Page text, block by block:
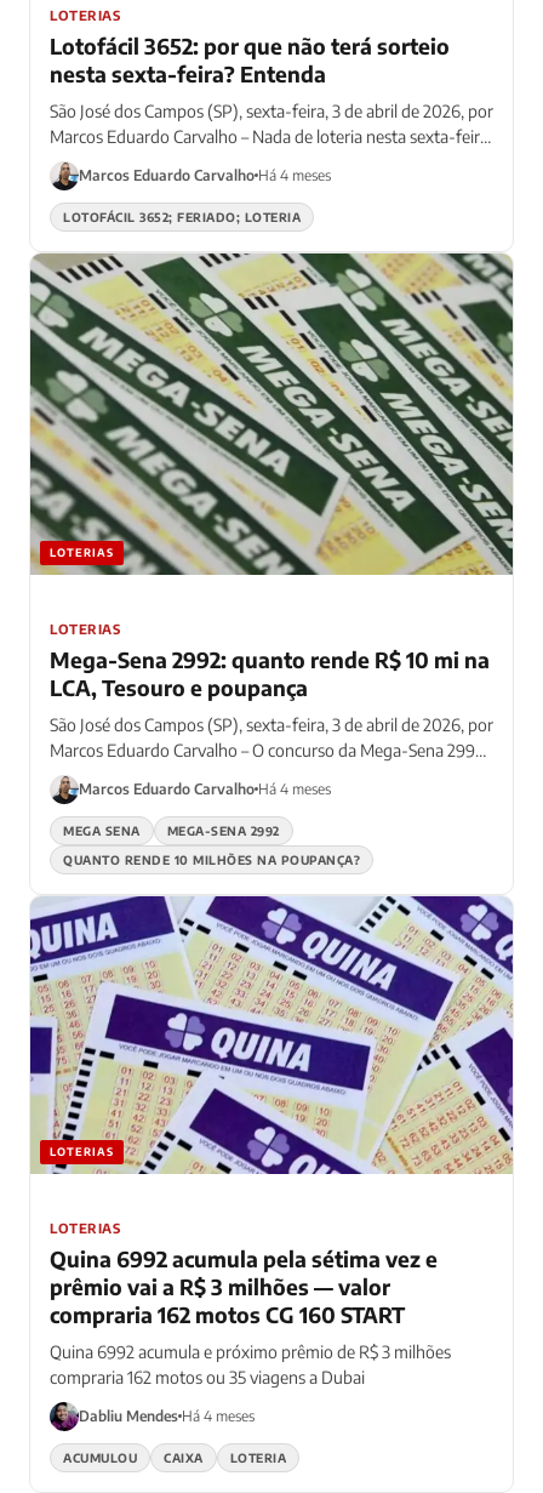
LOTERIAS
Lotofácil 3652: por que não terá sorteio
nesta sexta-feira? Entenda
São José dos Campos (SP), sexta-feira, 3 de abril de 2026, por
Marcos Eduardo Carvalho – Nada de loteria nesta sexta-feira!
Após o concurso da...
Marcos Eduardo Carvalho Há 4 meses
LOTOFÁCIL 3652; FERIADO; LOTERIA
LOTERIAS
LOTERIAS
Mega-Sena 2992: quanto rende R$ 10 mi na
LCA, Tesouro e poupança
São José dos Campos (SP), sexta-feira, 3 de abril de 2026, por
Marcos Eduardo Carvalho – O concurso da Mega-Sena 2992,
neste sábado (4), pagará...
Marcos Eduardo Carvalho Há 4 meses
MEGA SENA
MEGA-SENA 2992
QUANTO RENDE 10 MILHÕES NA POUPANÇA?
LOTERIAS
LOTERIAS
Quina 6992 acumula pela sétima vez e
prêmio vai a R$ 3 milhões — valor
compraria 162 motos CG 160 START
Quina 6992 acumula e próximo prêmio de R$ 3 milhões
compraria 162 motos ou 35 viagens a Dubai
Dabliu Mendes Há 4 meses
ACUMULOU CAIXA LOTERIA